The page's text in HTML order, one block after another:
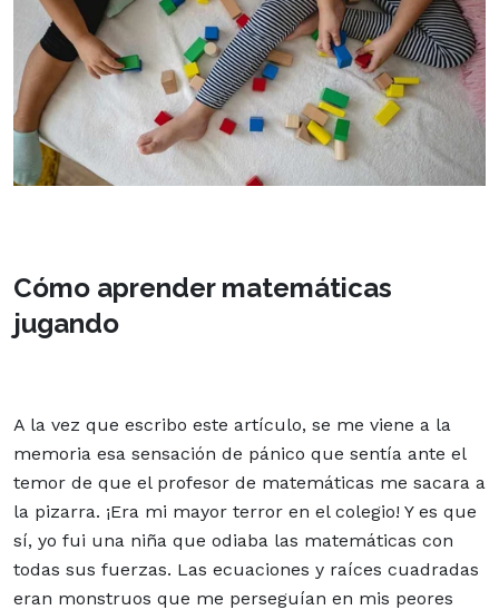
Cómo aprender matemáticas
jugando
A la vez que escribo este artículo, se me viene a la
memoria esa sensación de pánico que sentía ante el
temor de que el profesor de matemáticas me sacara a
la pizarra. ¡Era mi mayor terror en el colegio! Y es que
sí, yo fui una niña que odiaba las matemáticas con
todas sus fuerzas. Las ecuaciones y raíces cuadradas
eran monstruos que me perseguían en mis peores